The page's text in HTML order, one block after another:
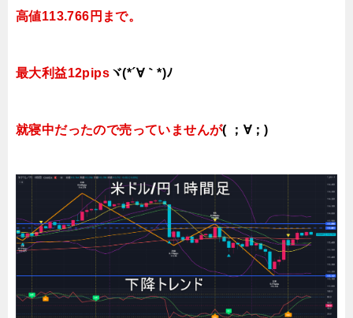
高値113.766円まで。
最大利益12pips ヾ(*´∀｀*)ﾉ
就寝中だったので売っていませんが( ；∀；)